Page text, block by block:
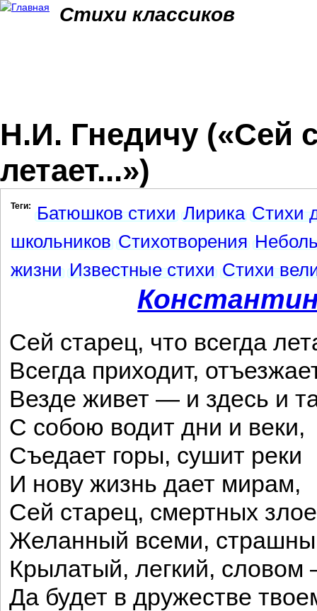
Стихи классиков
Н.И. Гнедичу («Сей
летает...»)
Теги: Батюшков стихи Лирика Стихи
школьников Стихотворения
жизни Известные стихи Стихи
Сей старец, что всегда
Всегда приходит,
Везде живет — и здесь и
С собою водит дни и веки,
Съедает горы, сушит реки
И нову жизнь дает мирам,
Сей старец, смертных
Желанный всеми,
Крылатый, легкий,
Да будет в дружестве